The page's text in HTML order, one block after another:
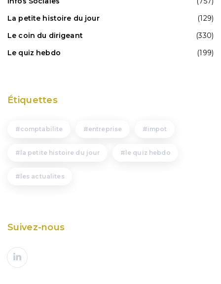
La petite histoire du jour
(129)
Le coin du dirigeant
(330)
Le quiz hebdo
(199)
Étiquettes
comptabilite entreprise impot
la petite histoire du jour le quiz hebdo
les actualites
Suivez-nous